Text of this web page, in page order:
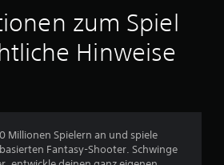
t
t
c
zum Spiel
Hinweise
Millionen Spielern an und spiele
Fantasy-Shooter. Schwinge